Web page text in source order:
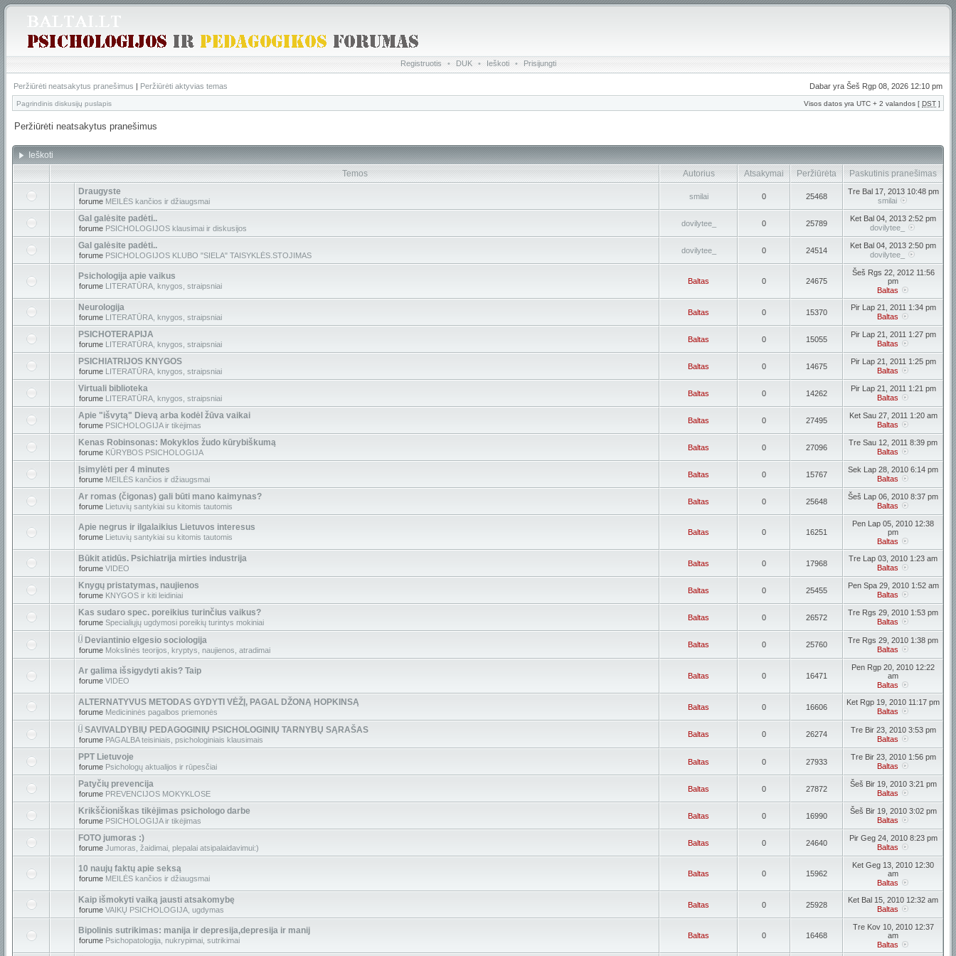
Registruotis • DUK • Ieškoti • Prisijungti
Peržiūrėti neatsakytus pranešimus | Peržiūrėti aktyvias temas Dabar yra Šeš Rgp 08, 2026 12:10 pm
Pagrindinis diskusijų puslapis Visos datos yra UTC + 2 valandos [ DST ]
Peržiūrėti neatsakytus pranešimus
Ieškoti
Temos
Autorius Atsakymai Peržiūrėta
Paskutinis pranešimas
Draugyste
forume MEILĖS kančios ir džiaugsmai
smilai 0 25468
Tre Bal 17, 2013 10:48 pm
smilai
Gal galėsite padėti..
forume PSICHOLOGIJOS klausimai ir diskusijos
dovilytee_ 0 25789
Ket Bal 04, 2013 2:52 pm
dovilytee_
Gal galėsite padėti..
forume PSICHOLOGIJOS KLUBO "SIELA" TAISYKLĖS.STOJIMAS
dovilytee_ 0 24514
Ket Bal 04, 2013 2:50 pm
dovilytee_
Psichologija apie vaikus
forume LITERATŪRA, knygos, straipsniai
Baltas 0 24675
Šeš Rgs 22, 2012 11:56
pm
Baltas
Neurologija
forume LITERATŪRA, knygos, straipsniai
Baltas 0 15370
Pir Lap 21, 2011 1:34 pm
Baltas
PSICHOTERAPIJA
forume LITERATŪRA, knygos, straipsniai
Baltas 0 15055
Pir Lap 21, 2011 1:27 pm
Baltas
PSICHIATRIJOS KNYGOS
forume LITERATŪRA, knygos, straipsniai
Baltas 0 14675
Pir Lap 21, 2011 1:25 pm
Baltas
Virtuali biblioteka
forume LITERATŪRA, knygos, straipsniai
Baltas 0 14262
Pir Lap 21, 2011 1:21 pm
Baltas
Apie "išvytą" Dievą arba kodėl žūva vaikai
forume PSICHOLOGIJA ir tikėjimas
Baltas 0 27495
Ket Sau 27, 2011 1:20 am
Baltas
Kenas Robinsonas: Mokyklos žudo kūrybiškumą
forume KŪRYBOS PSICHOLOGIJA
Baltas 0 27096
Tre Sau 12, 2011 8:39 pm
Baltas
Įsimylėti per 4 minutes
forume MEILĖS kančios ir džiaugsmai
Baltas 0 15767
Sek Lap 28, 2010 6:14 pm
Baltas
Ar romas (čigonas) gali būti mano kaimynas?
forume Lietuvių santykiai su kitomis tautomis
Baltas 0 25648
Šeš Lap 06, 2010 8:37 pm
Baltas
Apie negrus ir ilgalaikius Lietuvos interesus
forume Lietuvių santykiai su kitomis tautomis
Baltas 0 16251
Pen Lap 05, 2010 12:38
pm
Baltas
Būkit atidūs. Psichiatrija mirties industrija
forume VIDEO
Baltas 0 17968
Tre Lap 03, 2010 1:23 am
Baltas
Knygų pristatymas, naujienos
forume KNYGOS ir kiti leidiniai
Baltas 0 25455
Pen Spa 29, 2010 1:52 am
Baltas
Kas sudaro spec. poreikius turinčius vaikus?
forume Specialiųjų ugdymosi poreikių turintys mokiniai
Baltas 0 26572
Tre Rgs 29, 2010 1:53 pm
Baltas
Deviantinio elgesio sociologija
forume Mokslinės teorijos, kryptys, naujienos, atradimai
Baltas 0 25760
Tre Rgs 29, 2010 1:38 pm
Baltas
Ar galima išsigydyti akis? Taip
forume VIDEO
Baltas 0 16471
Pen Rgp 20, 2010 12:22
am
Baltas
ALTERNATYVUS METODAS GYDYTI VĖŽĮ, PAGAL DŽONĄ HOPKINSĄ
forume Medicininės pagalbos priemonės
Baltas 0 16606
Ket Rgp 19, 2010 11:17 pm
Baltas
SAVIVALDYBIŲ PEDAGOGINIŲ PSICHOLOGINIŲ TARNYBŲ SĄRAŠAS
forume PAGALBA teisiniais, psichologiniais klausimais
Baltas 0 26274
Tre Bir 23, 2010 3:53 pm
Baltas
PPT Lietuvoje
forume Psichologų aktualijos ir rūpesčiai
Baltas 0 27933
Tre Bir 23, 2010 1:56 pm
Baltas
Patyčių prevencija
forume PREVENCIJOS MOKYKLOSE
Baltas 0 27872
Šeš Bir 19, 2010 3:21 pm
Baltas
Krikščioniškas tikėjimas psichologo darbe
forume PSICHOLOGIJA ir tikėjimas
Baltas 0 16990
Šeš Bir 19, 2010 3:02 pm
Baltas
FOTO jumoras :)
forume Jumoras, žaidimai, plepalai atsipalaidavimui:)
Baltas 0 24640
Pir Geg 24, 2010 8:23 pm
Baltas
10 naujų faktų apie seksą
forume MEILĖS kančios ir džiaugsmai
Baltas 0 15962
Ket Geg 13, 2010 12:30
am
Baltas
Kaip išmokyti vaiką jausti atsakomybę
forume VAIKŲ PSICHOLOGIJA, ugdymas
Baltas 0 25928
Ket Bal 15, 2010 12:32 am
Baltas
Bipolinis sutrikimas: manija ir depresija,depresija ir manij
forume Psichopatologija, nukrypimai, sutrikimai
Baltas 0 16468
Tre Kov 10, 2010 12:37
am
Baltas